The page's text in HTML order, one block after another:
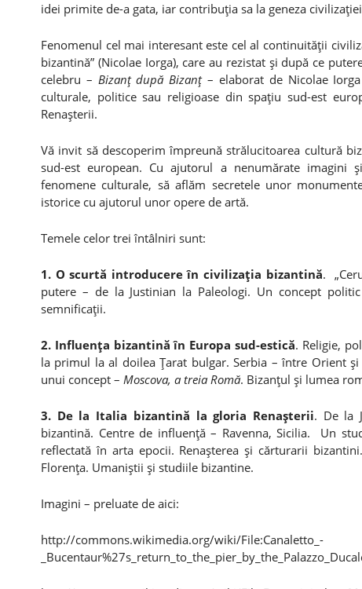
idei primite de-a gata, iar contribuţia sa la geneza
Fenomenul cel mai interesant este cel al continuităţii
bizantină” (Nicolae Iorga), care au rezistat şi după ce
celebru – Bizanţ după Bizanţ– elaborat de Nicolae
culturale, politice sau religioase din spaţiu sud-est
Renaşterii.
Vă invit să descoperim împreună strălucitoarea cultură
sud-est european. Cu ajutorul a nenumărate imagini
fenomene culturale, să aflăm secretele unor
istorice cu ajutorul unor opere de artă.
Temele celor trei întâlniri sunt:
1. O scurtă introducere în civilizaţia bizantină.
putere – de la Justinian la Paleologi. Un concept
semnificaţii.
2. Influenţa bizantină în Europa sud-estică. Religie,
la primul la al doilea Ţarat bulgar. Serbia – între Orient
unui concept – Moscova, a treia Romă. Bizanţul şi lumea
3. De la Italia bizantină la gloria Renaşterii. De la
bizantină. Centre de influenţă – Ravenna, Sicilia. Un
reflectată în arta epocii. Renaşterea şi cărturarii
Florenţa. Umaniştii şi studiile bizantine.
Imagini – preluate de aici:
http://commons.wikimedia.org/wiki/File:Canaletto_-